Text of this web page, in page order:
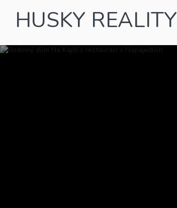
HUSKY REALITY